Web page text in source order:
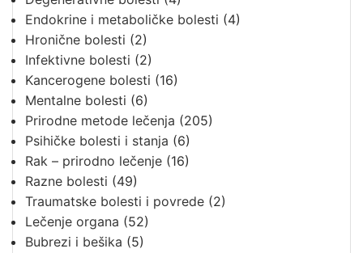
Endokrine i metaboličke bolesti (4)
Hronične bolesti (2)
Infektivne bolesti (2)
Kancerogene bolesti (16)
Mentalne bolesti (6)
Prirodne metode lečenja (205)
Psihičke bolesti i stanja (6)
Rak – prirodno lečenje (16)
Razne bolesti (49)
Traumatske bolesti i povrede (2)
Lečenje organa (52)
Bubrezi i bešika (5)